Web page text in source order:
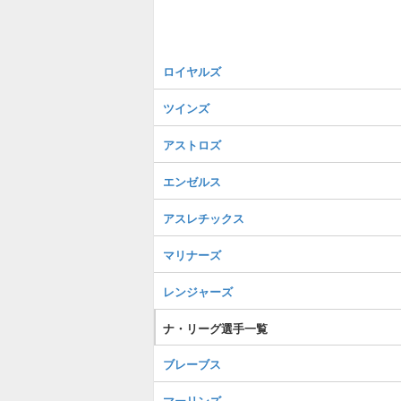
ロイヤルズ
ツインズ
アストロズ
エンゼルス
アスレチックス
マリナーズ
レンジャーズ
ナ・リーグ選手一覧
ブレーブス